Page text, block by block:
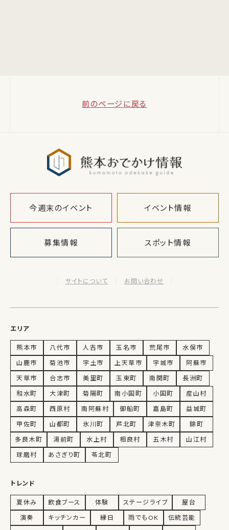
前のページに戻る
今週末のイベント イベント情報
募集情報 スポット情報
サイトについて お問い合わせ
エリア
熊本市 八代市 人吉市 玉名市 荒尾市
水俣市
山鹿市
菊池市 宇土市 上天草市 宇城市
阿蘇市
天草市
合志市 美里町 玉東町 南関町
長洲町
和水町
大津町 菊陽町 南小国町 小国町
産山村
高森町
西原村 南阿蘇村 御船町 嘉島町
益城町
甲佐町
山都町 氷川町 芦北町 津奈木町
錦町
多良木町
湯前町 水上村 相良村 五木村
山江村
球磨村
あさぎり町 苓北町
トレンド
夏休み 飲食ブース 体験 ステージライブ
屋台
演奏
キッチンカー 縁日 雨でもOK
伝統芸能